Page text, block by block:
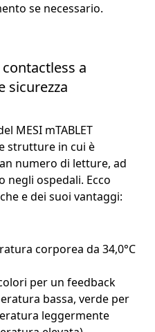
se necessario.
a
sicurezza
MESI mTABLET
strutture in cui è
numero di letture, ad
negli ospedali. Ecco
e dei suoi vantaggi:
corporea da 34,0°C
per un feedback
bassa, verde per
leggermente